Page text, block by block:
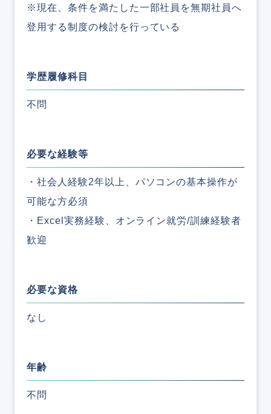
※現在、条件を満たした一部社員を無期社員へ
登用する制度の検討を行っている
学歴履修科目
不問
必要な経験等
・社会人経験2年以上、パソコンの基本操作が
可能な方必須
・Excel実務経験、オンライン就労/訓練経験者
歓迎
必要な資格
なし
年齢
不問